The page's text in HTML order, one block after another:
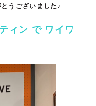
うございました♪
ィン で ワイワ